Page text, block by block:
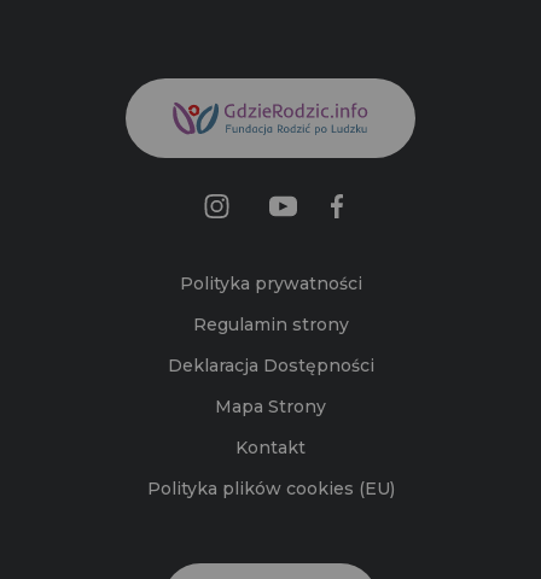
Polityka prywatności
Regulamin strony
Deklaracja Dostępności
Mapa Strony
Kontakt
Polityka plików cookies (EU)